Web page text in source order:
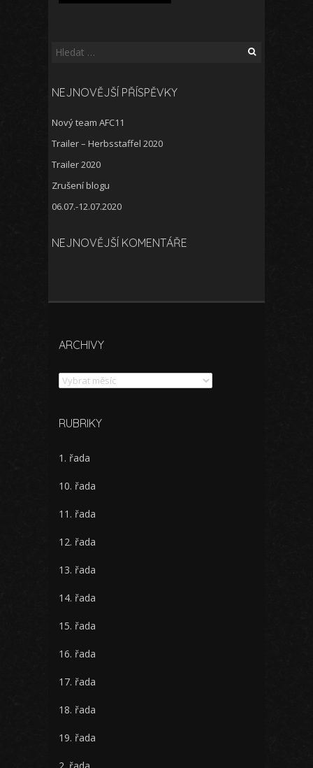
Vyhledávání
NEJNOVĚJŠÍ PŘÍSPĚVKY
Nový team AFC11
Trailer – Herbsstaffel 2020
Trailer 2020
Zrušení blogu
06.07.-12.07.2020
NEJNOVĚJŠÍ KOMENTÁŘE
ARCHIVY
Archivy
RUBRIKY
1. řada
10. řada
11. řada
12. řada
13. řada
14. řada
15. řada
16. řada
17. řada
18. řada
19. řada
2. řada